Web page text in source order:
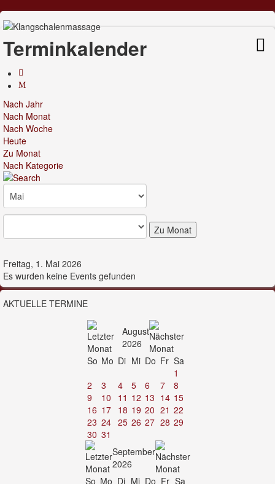
Terminkalender
Nach Jahr
Nach Monat
Nach Woche
Heute
Zu Monat
Nach Kategorie
Zu Monat
Freitag, 1. Mai 2026
Es wurden keine Events gefunden
AKTUELLE TERMINE
August
2026
So Mo Di Mi Do Fr Sa
1
2
3 4 5 6 7
8
9
10 11 12 13 14 15
16 17 18 19 20 21 22
23 24 25 26 27 28 29
30 31
September
2026
So Mo Di Mi Do Fr Sa